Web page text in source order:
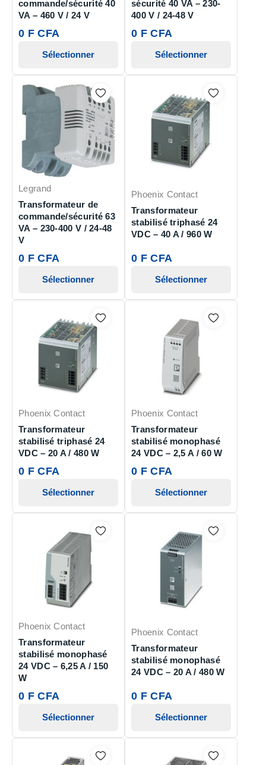
commande/sécurité 40
VA – 460 V / 24 V
0 F CFA
Sélectionner
sécurité 40 VA – 230-
400 V / 24-48 V
0 F CFA
Sélectionner
Legrand
Transformateur de
commande/sécurité 63
VA – 230-400 V / 24-48
V
0 F CFA
Sélectionner
Phoenix Contact
Transformateur
stabilisé triphasé 24
VDC – 40 A / 960 W
0 F CFA
Sélectionner
Phoenix Contact
Transformateur
stabilisé triphasé 24
VDC – 20 A / 480 W
0 F CFA
Sélectionner
Phoenix Contact
Transformateur
stabilisé monophasé
24 VDC – 2,5 A / 60 W
0 F CFA
Sélectionner
Phoenix Contact
Transformateur
stabilisé monophasé
24 VDC – 6,25 A / 150
W
0 F CFA
Sélectionner
Phoenix Contact
Transformateur
stabilisé monophasé
24 VDC – 20 A / 480 W
0 F CFA
Sélectionner